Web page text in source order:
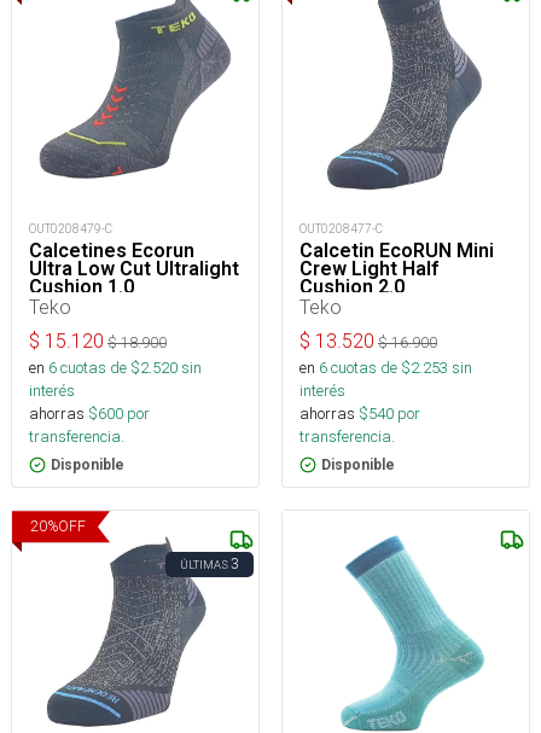
OUT0208479-C
Calcetines Ecorun
Ultra Low Cut Ultralight
Cushion 1.0
Teko
$ 15.120 $18.900
en 6cuotas de $2.520sin
interés
ahorras $600 por
transferencia.
Disponible
OUT0208477-C
Calcetin EcoRUN Mini
Crew Light Half
Cushion 2.0
Teko
$ 13.520 $16.900
en 6cuotas de $2.253 sin
interés
ahorras $540 por
transferencia.
Disponible
20%OFF
ÚLTIMAS3